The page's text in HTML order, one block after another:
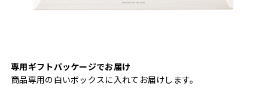
専用ギフトパッケージでお届け
商品専用の白いボックスに入れてお届けします。